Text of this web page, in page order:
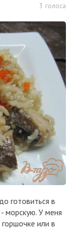
3 голоса
готовиться в
морскую. У меня
или в